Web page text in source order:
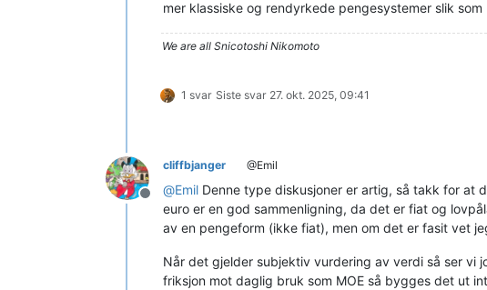
mer klassiske og rendyrkede pengesystemer slik som
We are all Snicotoshi Nikomoto
1 svar Siste svar 27. okt. 2025, 09:41
Frakoblet
cliffbjanger @Emil
@Emil Denne type diskusjoner er artig, så takk for at
euro er en god sammenligning, da det er fiat og
av en pengeform (ikke fiat), men om det er fasit vet
Når det gjelder subjektiv vurdering av verdi så ser vi
friksjon mot daglig bruk som MOE så bygges det ut